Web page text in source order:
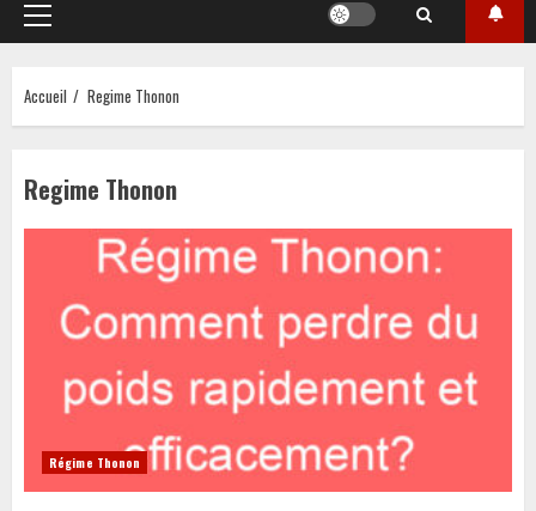
Menu
principal
Accueil Regime Thonon
Regime Thonon
Régime Thonon